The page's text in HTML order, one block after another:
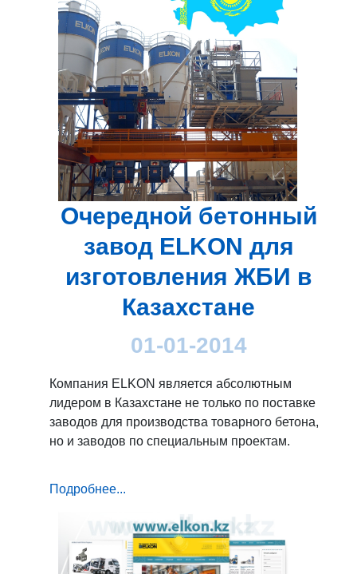
Очередной бетонный
завод ELKON для
изготовления ЖБИ в
Казахстане
01-01-2014
Компания ELKON является абсолютным
лидером в Казахстане не только по поставке
заводов для производства товарного бетона,
но и заводов по специальным проектам.
Подробнее...